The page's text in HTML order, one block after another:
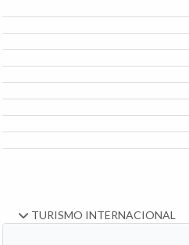
TURISMO INTERNACIONAL